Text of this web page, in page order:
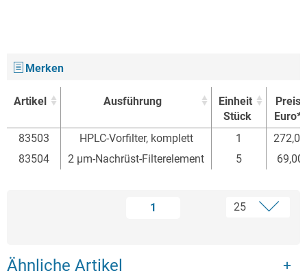
Merken
Artikel Ausführung
Einheit
Stück
Preis
Euro*
Artikel
Ausführung
Einheit
Preis
83503 HPLC-Vorfilter, komplett 1
83504
2 µm-Nachrüst-Filterelement 5 69,00
1
Ähnliche Artikel